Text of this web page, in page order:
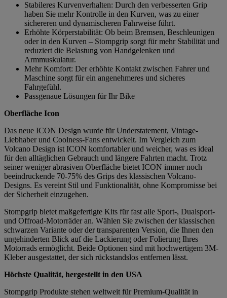
Stabileres Kurvenverhalten: Durch den verbesserten Grip
haben Sie mehr Kontrolle in den Kurven, was zu einer
sichereren und dynamischeren Fahrweise führt.
Erhöhte Körperstabilität: Ob beim Bremsen, Beschleunigen
oder in den Kurven – Stompgrip sorgt für mehr Stabilität und
reduziert die Belastung von Handgelenken und
Armmuskulatur.
Mehr Komfort: Der erhöhte Kontakt zwischen Fahrer und
Maschine sorgt für ein angenehmeres und sicheres
Fahrgefühl.
Passgenaue Lösungen für Ihr Bike
Oberfläche Icon
Das neue ICON Design wurde für Understatement, Vintage-
Liebhaber und Coolness-Fans entwickelt. Im Vergleich zum
Volcano Design ist ICON komfortabler und weicher, was es ideal
für den alltäglichen Gebrauch und längere Fahrten macht. Trotz
seiner weniger abrasiven Oberfläche bietet ICON immer noch
beeindruckende 70-75% des Grips des klassischen Volcano-
Designs. Es vereint Stil und Funktionalität, ohne Kompromisse bei
der Sicherheit einzugehen.
Stompgrip bietet maßgefertigte Kits für fast alle Sport-, Dualsport-
und Offroad-Motorräder an. Wählen Sie zwischen der klassischen
schwarzen Variante oder der transparenten Version, die Ihnen den
ungehinderten Blick auf die Lackierung oder Folierung Ihres
Motorrads ermöglicht. Beide Optionen sind mit hochwertigem 3M-
Kleber ausgestattet, der sich rückstandslos entfernen lässt.
Höchste Qualität, hergestellt in den USA
Stompgrip Produkte stehen weltweit für Premium-Qualität in